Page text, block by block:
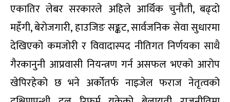
एकातिर लेबर सरकारले अहिले आर्थिक चुनौती, बढ्दो
महँगी, बेरोजगारी, हाउजिङ सङ्कट, सार्वजनिक सेवा सुधारमा
देखिएको कमजोरी र विवादास्पद नीतिगत निर्णयका साथै
गैरकानुनी आप्रवासी नियन्त्रण गर्न असफल भएको आरोप
खेपिरहेको छ भने अर्कोतर्फ नाइजेल फराज नेतृत्वको